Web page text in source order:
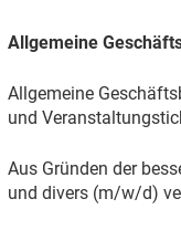
Allgemeine
Allgemeine
und
Aus Gründen der
und divers (m/w/d)